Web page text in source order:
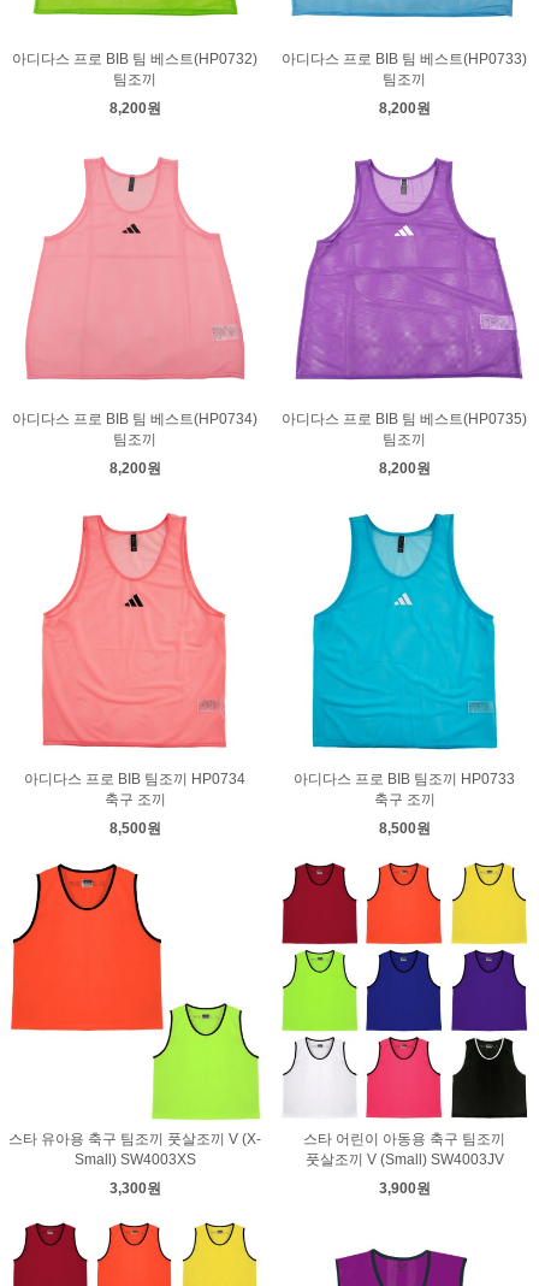
아디다스 프로 BIB 팀 베스트(HP0732)
팀조끼
8,200원
아디다스 프로 BIB 팀 베스트(HP0733)
팀조끼
8,200원
아디다스 프로 BIB 팀 베스트(HP0734)
팀조끼
8,200원
아디다스 프로 BIB 팀 베스트(HP0735)
팀조끼
8,200원
아디다스 프로 BIB 팀조끼 HP0734
축구 조끼
8,500원
아디다스 프로 BIB 팀조끼 HP0733
축구 조끼
8,500원
스타 유아용 축구 팀조끼 풋살조끼 V (X-
Small) SW4003XS
3,300원
스타 어린이 아동용 축구 팀조끼
풋살조끼 V (Small) SW4003JV
3,900원